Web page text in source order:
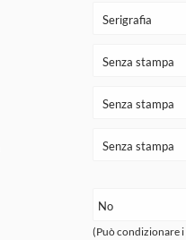
(Può condizionare